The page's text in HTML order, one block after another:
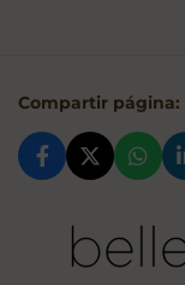
Compartir página: